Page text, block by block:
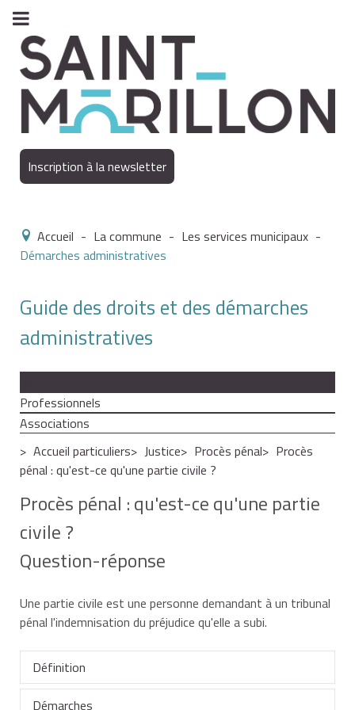
Inscription à la newsletter
Accueil - La commune - Les services municipaux -
Démarches administratives
Guide des droits et des démarches
administratives
Professionnels
Associations
Accueil particuliers
Justice Procès pénal
Procès
pénal : qu'est-ce qu'une partie civile ?
Procès pénal : qu'est-ce qu'une partie
civile ?
Question-réponse
Une partie civile est une personne demandant à un tribunal
pénal l'indemnisation du préjudice qu'elle a subi.
Définition
Démarches